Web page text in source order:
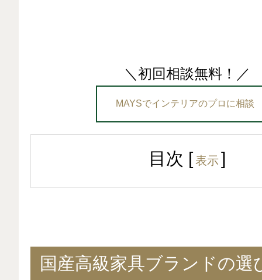
＼初回相談無料！／
MAYSでインテリアのプロに相談
目次 [表示]
国産高級家具ブランドの選